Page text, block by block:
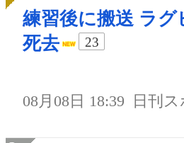
練習後に搬送 ラグ
死去
23
08月08日 18:39 日刊